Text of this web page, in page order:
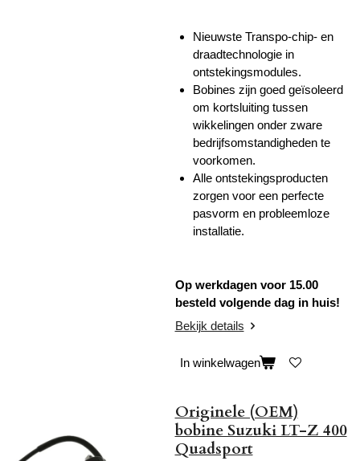
Nieuwste Transpo-chip- en
draadtechnologie in
ontstekingsmodules.
Bobines zijn goed geïsoleerd
om kortsluiting tussen
wikkelingen onder zware
bedrijfsomstandigheden te
voorkomen.
Alle ontstekingsproducten
zorgen voor een perfecte
pasvorm en probleemloze
installatie.
Op werkdagen voor 15.00
besteld volgende dag in huis!
Bekijk details
In winkelwagen
Originele (OEM)
bobine Suzuki LT-Z 400
Quadsport